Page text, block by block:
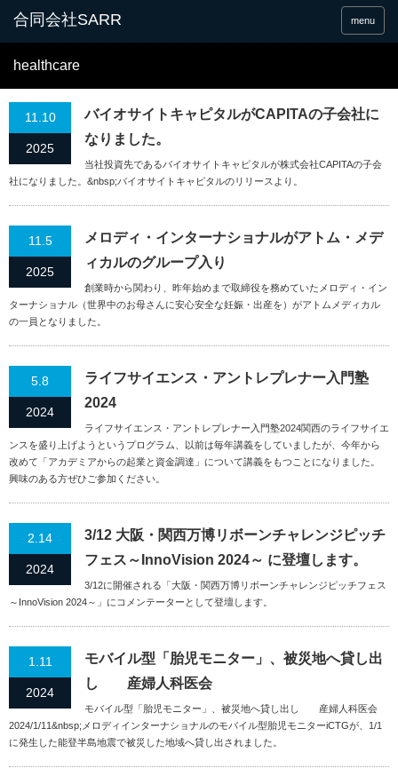
合同会社SARR menu
healthcare
11.10
2025
バイオサイトキャピタルがCAPITAの子会社に
なりました。
当社投資先であるバイオサイトキャピタルが株式会社CAPITAの子会
社になりました。&nbsp;バイオサイトキャピタルのリリースより。
11.5
2025
メロディ・インターナショナルがアトム・メデ
ィカルのグループ入り
創業時から関わり、昨年始めまで取締役を務めていたメロディ・イン
ターナショナル（世界中のお母さんに安心安全な妊娠・出産を）がアトムメディカル
の一員となりました。
5.8
2024
ライフサイエンス・アントレプレナー入門塾
2024
ライフサイエンス・アントレプレナー入門塾2024関西のライフサイエ
ンスを盛り上げようというプログラム、以前は毎年講義をしていましたが、今年から
改めて「アカデミアからの起業と資金調達」について講義をもつことになりました。
興味のある方ぜひご参加ください。
2.14
2024
3/12 大阪・関西万博リボーンチャレンジピッチ
フェス～InnoVision 2024～ に登壇します。
3/12に開催される「大阪・関西万博リボーンチャレンジピッチフェス
～InnoVision 2024～」にコメンテーターとして登壇します。
1.11
2024
モバイル型「胎児モニター」、被災地へ貸し出
し 産婦人科医会
モバイル型「胎児モニター」、被災地へ貸し出し 産婦人科医会
2024/1/11&nbsp;メロディインターナショナルのモバイル型胎児モニターiCTGが、1/1
に発生した能登半島地震で被災した地域へ貸し出されました。